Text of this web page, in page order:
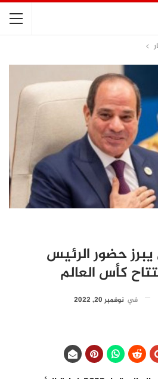
حضور الرئيس
كأس العالم
في نوفمبر 20, 2022